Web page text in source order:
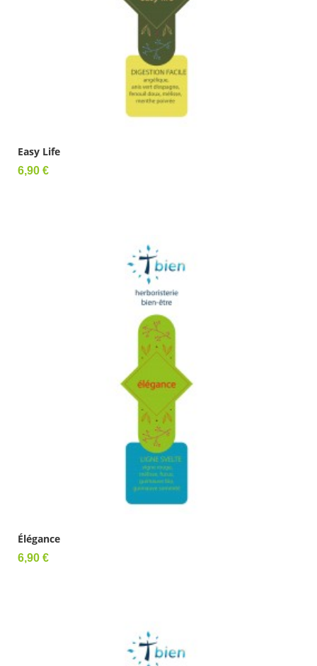
Easy Life
Prix
6,90 €
Élégance
Prix
6,90 €